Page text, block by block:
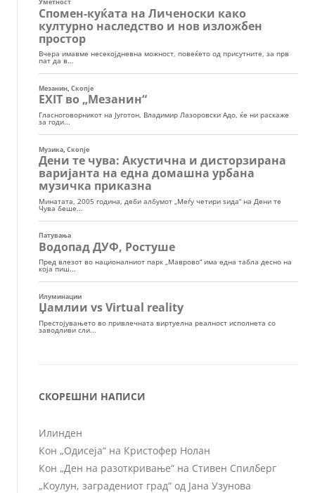
СКОРЕШНИ НАПИСИ
Илинден
Кон „Одисеја“ на Кристофер Нолан
Кон „Ден на разоткривање“ на Стивен Спилберг
„Коулун, заградениот град“ од Јана Узунова